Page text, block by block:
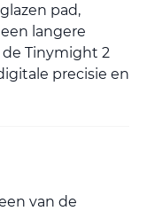
pad,
langere
Tinymight 2
precisie en
van de